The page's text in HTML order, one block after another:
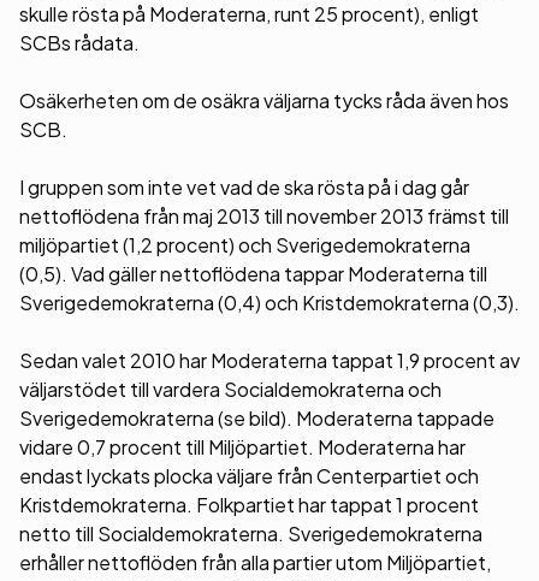
skulle rösta på Moderaterna, runt 25 procent), enligt
SCBs rådata.
Osäkerheten om de osäkra väljarna tycks råda även hos
SCB.
I gruppen som inte vet vad de ska rösta på i dag går
nettoflödena från maj 2013 till november 2013 främst till
miljöpartiet (1,2 procent) och Sverigedemokraterna
(0,5). Vad gäller nettoflödena tappar Moderaterna till
Sverigedemokraterna (0,4) och Kristdemokraterna (0,3).
Sedan valet 2010 har Moderaterna tappat 1,9 procent av
väljarstödet till vardera Socialdemokraterna och
Sverigedemokraterna (se bild). Moderaterna tappade
vidare 0,7 procent till Miljöpartiet. Moderaterna har
endast lyckats plocka väljare från Centerpartiet och
Kristdemokraterna. Folkpartiet har tappat 1 procent
netto till Socialdemokraterna. Sverigedemokraterna
erhåller nettoflöden från alla partier utom Miljöpartiet,